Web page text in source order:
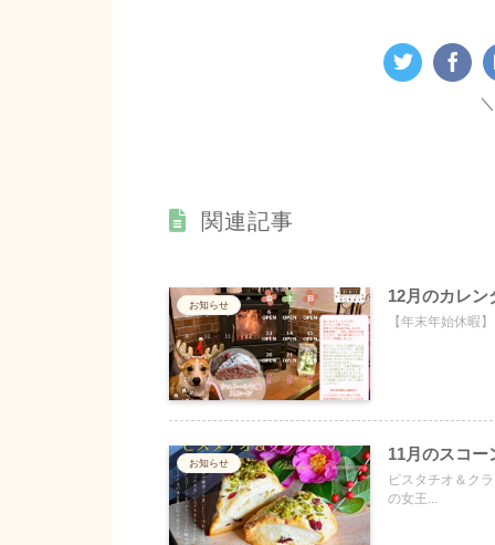
関連記事
お知らせ
12月のカレン
【年末年始休暇
お知らせ
11月のスコー
ピスタチオ＆ク
の女王...